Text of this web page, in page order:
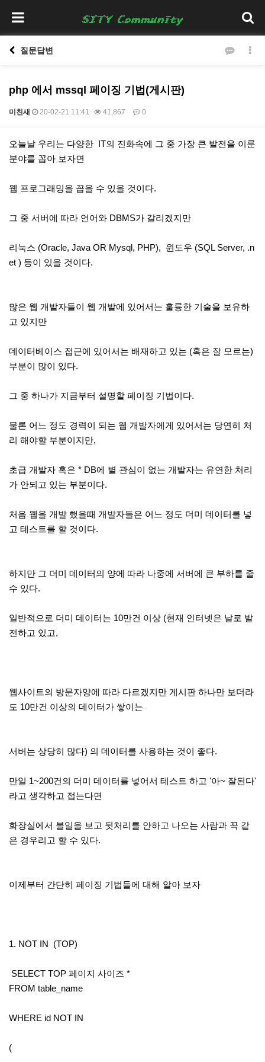
질문답변
php 에서 mssql 페이징 기법(게시판)
미친새 20-02-21 11:41 41,867 0
본문
오늘날 우리는 다양한 IT의 진화속에 그 중 가장 큰 발전을 이룬
분야를 꼽아 보자면
웹 프로그래밍을 꼽을 수 있을 것이다.
그 중 서버에 따라 언어와 DBMS가 갈리겠지만
리눅스 (Oracle, Java OR Mysql, PHP), 윈도우 (SQL Server, .n
et ) 등이 있을 것이다.
많은 웹 개발자들이 웹 개발에 있어서는 훌륭한 기술을 보유하
고 있지만
데이터베이스 접근에 있어서는 배재하고 있는 (혹은 잘 모르는)
부분이 많이 있다.
그 중 하나가 지금부터 설명할 페이징 기법이다.
물론 어느 정도 경력이 되는 웹 개발자에게 있어서는 당연히 처
리 해야할 부분이지만,
초급 개발자 혹은 * DB에 별 관심이 없는 개발자는 유연한 처리
가 안되고 있는 부분이다.
처음 웹을 개발 했을때 개발자들은 어느 정도 더미 데이터를 넣
고 테스트를 할 것이다.
하지만 그 더미 데이터의 양에 따라 나중에 서버에 큰 부하를 줄
수 있다.
일반적으로 더미 데이터는 10만건 이상 (현재 인터넷은 날로 발
전하고 있고,
웹사이트의 방문자양에 따라 다르겠지만 게시판 하나만 보더라
도 10만건 이상의 데이터가 쌓이는
서버는 상당히 많다) 의 데이터를 사용하는 것이 좋다.
만일 1~200건의 더미 데이터를 넣어서 테스트 하고 '아~ 잘된다'
라고 생각하고 접는다면
화장실에서 볼일을 보고 뒷처리를 안하고 나오는 사람과 꼭 같
은 경우리고 할 수 있다.
이제부터 간단히 페이징 기법들에 대해 알아 보자
1. NOT IN (TOP)
SELECT TOP 페이지 사이즈 *
FROM table_name
WHERE id NOT IN
(